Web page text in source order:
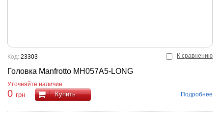
К сравнению
Головка Manfrotto MH057A5-LONG
Код: 23303
Уточняйте наличие
0 грн Купить Подробнее